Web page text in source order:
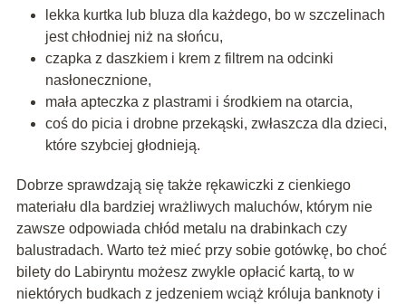
lekka kurtka lub bluza dla każdego, bo w szczelinach
jest chłodniej niż na słońcu,
czapka z daszkiem i krem z filtrem na odcinki
nasłonecznione,
mała apteczka z plastrami i środkiem na otarcia,
coś do picia i drobne przekąski, zwłaszcza dla dzieci,
które szybciej głodnieją.
Dobrze sprawdzają się także rękawiczki z cienkiego
materiału dla bardziej wrażliwych maluchów, którym nie
zawsze odpowiada chłód metalu na drabinkach czy
balustradach. Warto też mieć przy sobie gotówkę, bo choć
bilety do Labiryntu możesz zwykle opłacić kartą, to w
niektórych budkach z jedzeniem wciąż króluja banknoty i